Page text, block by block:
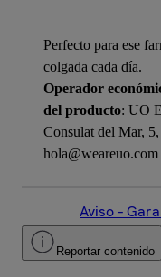
Perfecto para ese
colgada cada día.
Operador
del producto: UO
Consulat del Mar,
hola@weareuo.com
Aviso –
Reportar contenido